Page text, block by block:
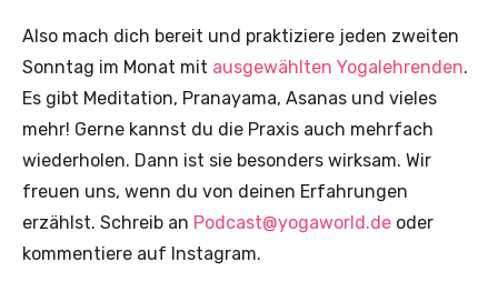
Also mach dich bereit und praktiziere jeden zweiten
Sonntag im Monat mit ausgewählten Yogalehrenden.
Es gibt Meditation, Pranayama, Asanas und vieles
mehr! Gerne kannst du die Praxis auch mehrfach
wiederholen. Dann ist sie besonders wirksam. Wir
freuen uns, wenn du von deinen Erfahrungen
erzählst. Schreib an Podcast@yogaworld.de oder
kommentiere auf Instagram.